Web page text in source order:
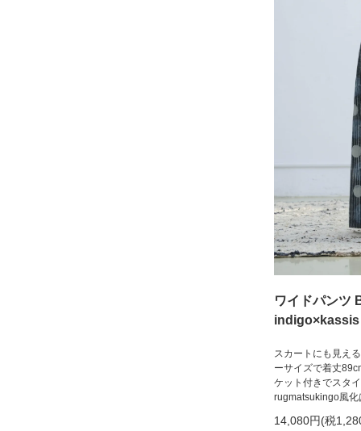
ワイドパンツ
indigo×kassis
スカートにも見え
ーサイズで着丈
ケット付きでスタ
rugmatsukingo風
14,080円(税